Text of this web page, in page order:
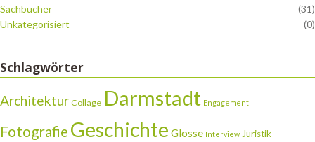
Sachbücher
(31)
Unkategorisiert
(0)
Schlagwörter
Architektur Collage Darmstadt Engagement
Fotografie Geschichte Glosse Interview Juristik